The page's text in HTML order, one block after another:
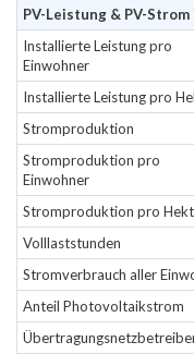
PV-Leistung & PV-
Installierte Leistung pro
Einwohner
Installierte Leistung pro
Stromproduktion
Stromproduktion pro
Einwohner
Stromproduktion pro
Volllaststunden
Stromverbrauch aller
Anteil Photovoltaikstrom